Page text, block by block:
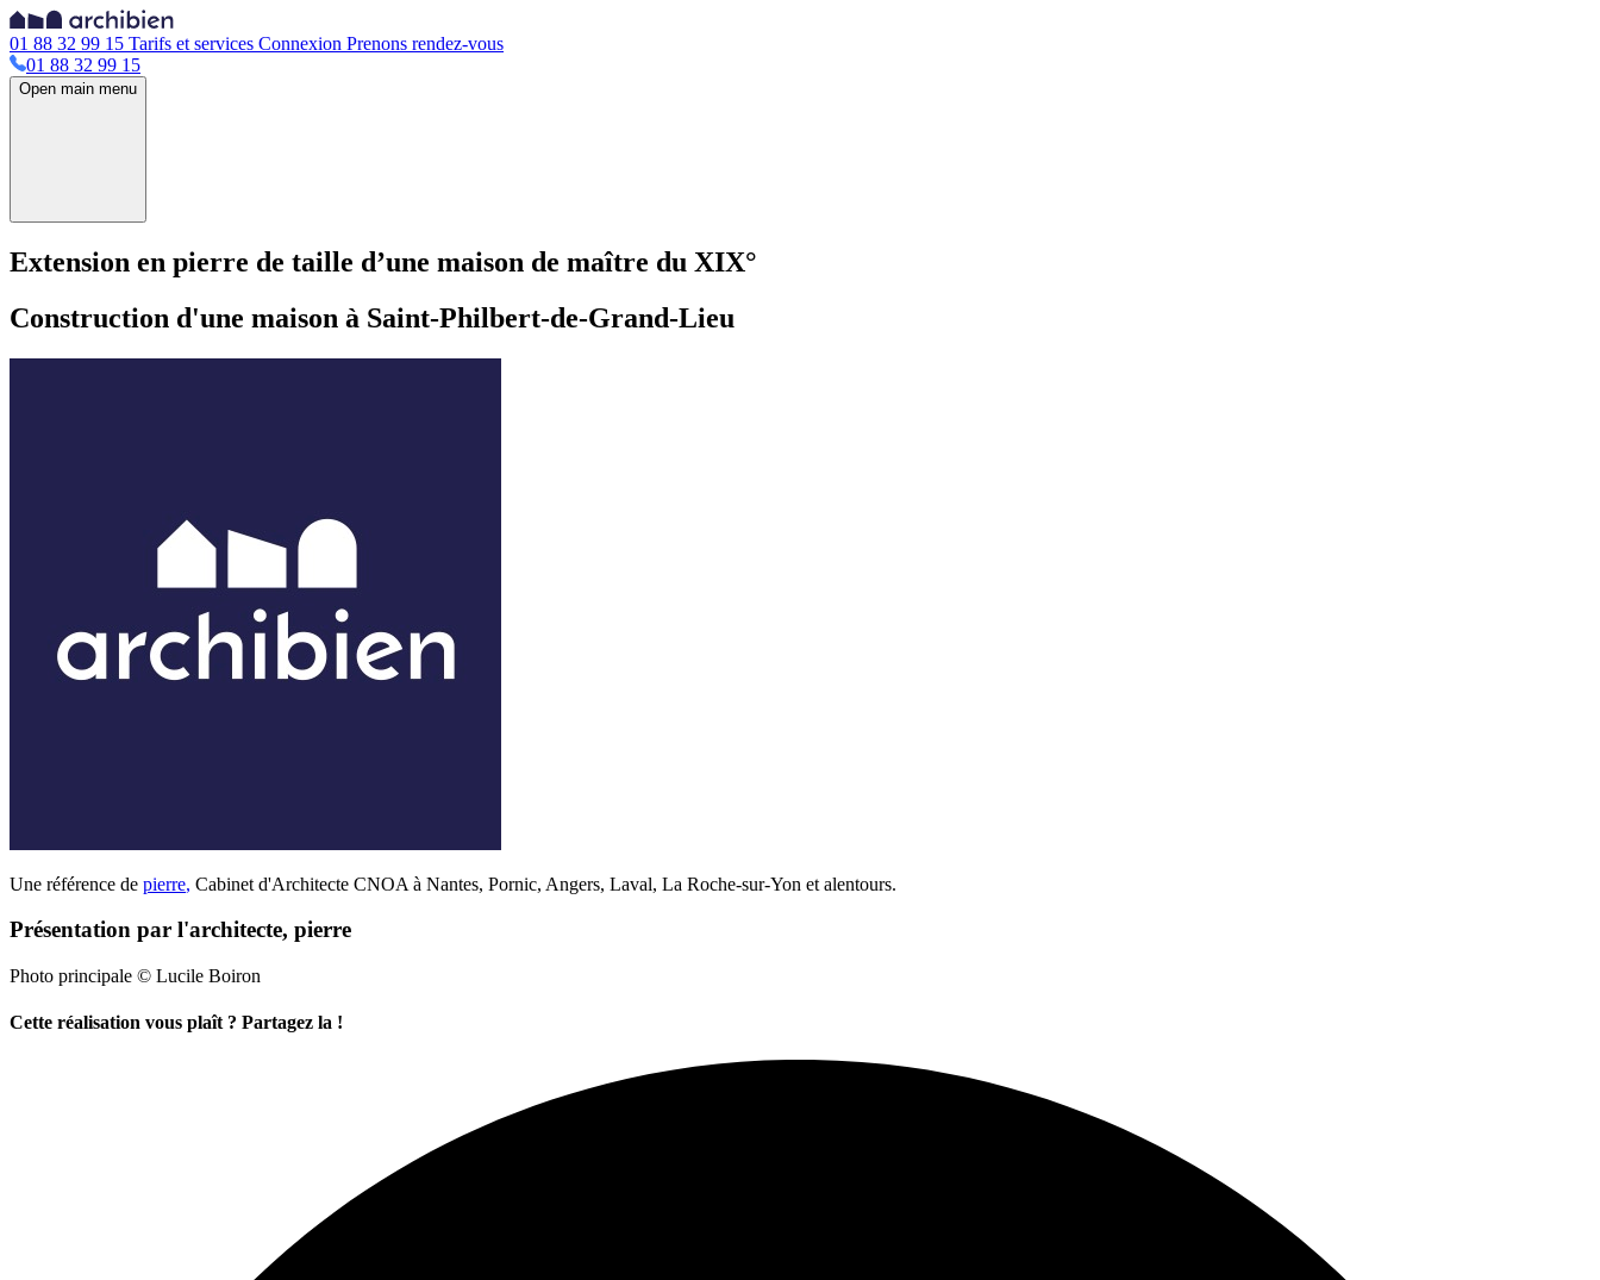
01 88 32 99 15 Tarifs et services Connexion Prenons rendez-vous
01 88 32 99 15
Open main menu
Extension en pierre de taille d’une maison de maître du XIX°
Construction d'une maison à Saint-Philbert-de-Grand-Lieu
Une référence de pierre, Cabinet d'Architecte CNOA à Nantes, Pornic, Angers, Laval, La Roche-sur-Yon et alentours.
Présentation par l'architecte, pierre
Photo principale © Lucile Boiron
Cette réalisation vous plaît ? Partagez la !